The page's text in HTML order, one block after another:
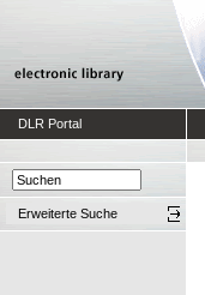
DLR Portal
Erweiterte Suche